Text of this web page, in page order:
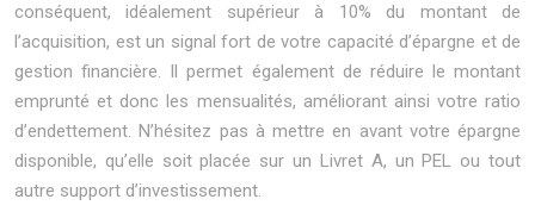
conséquent, idéalement supérieur à 10% du montant de
l’acquisition, est un signal fort de votre capacité d’épargne et de
gestion financière. Il permet également de réduire le montant
emprunté et donc les mensualités, améliorant ainsi votre ratio
d’endettement. N’hésitez pas à mettre en avant votre épargne
disponible, qu’elle soit placée sur un Livret A, un PEL ou tout
autre support d’investissement.